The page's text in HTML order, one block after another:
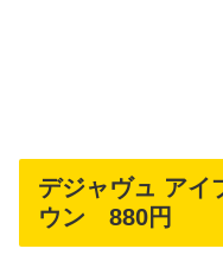
デジャヴュ アイ
ウン 880円